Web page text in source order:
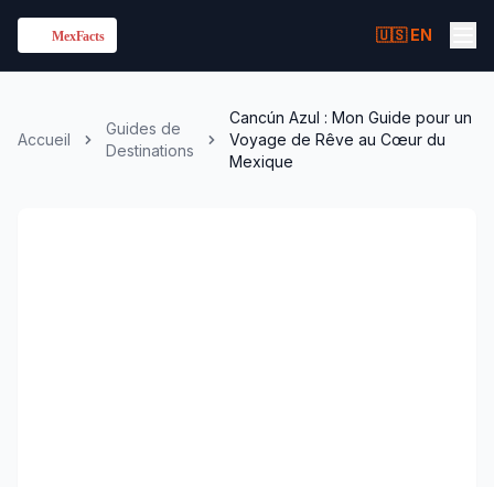
🇺🇸 EN
Accueil
Guides de
Destinations
Cancún Azul : Mon Guide pour un
Voyage de Rêve au Cœur du
Mexique